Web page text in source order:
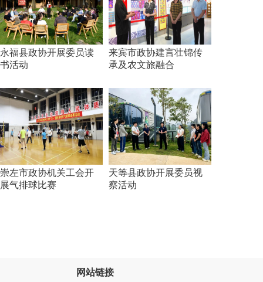
永福县政协开展委员读
书活动
来宾市政协建言壮锦传
承及农文旅融合
崇左市政协机关工会开
展气排球比赛
天等县政协开展委员视
察活动
网站链接